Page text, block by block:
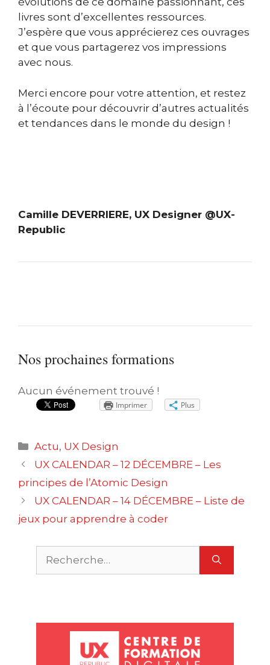
livres sont d’excellentes ressources.
J’espère que vous apprécierez ces ouvrages
et que vous partagerez vos impressions
avec nous.
Merci encore pour votre attention, et restez
à l’écoute pour découvrir d’autres actualités
et tendances dans le monde du design !
Camille DEVERRIERE, UX Designer @UX-
Republic
Nos prochaines formations
Aucun événement trouvé !
Imprimer Plus
Catégories
Actu, UX Design
Navigation
des
articles
UX CALENDAR – 12 DÉCEMBRE – Les
principes de l’Atomic Design
UX CALENDAR – 14 DÉCEMBRE – Liste de
jeux pour apprendre à coder
r
u
mP
ScrumMaster
Ser
vi ceDesi
gn